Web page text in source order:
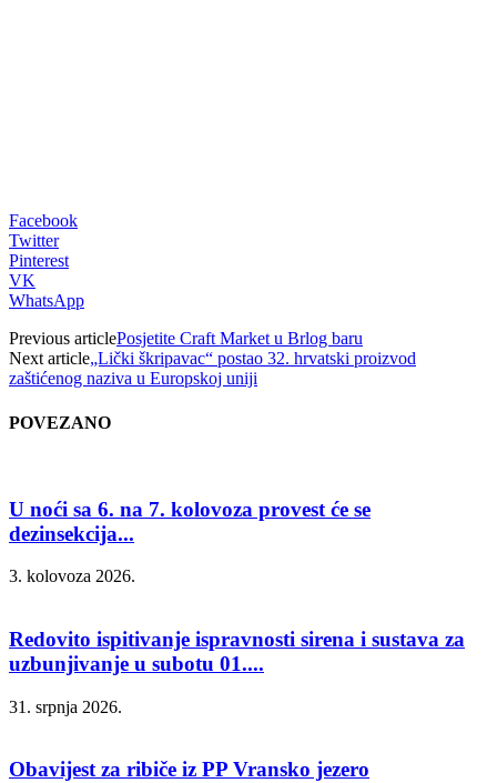
Facebook
Twitter
Pinterest
VK
WhatsApp
Previous articlePosjetite Craft Market u Brlog baru
Next article„Lički škripavac“ postao 32. hrvatski proizvod
zaštićenog naziva u Europskoj uniji
POVEZANO
U noći sa 6. na 7. kolovoza provest će se
dezinsekcija...
3. kolovoza 2026.
Redovito ispitivanje ispravnosti sirena i sustava za
uzbunjivanje u subotu 01....
31. srpnja 2026.
Obavijest za ribiče iz PP Vransko jezero